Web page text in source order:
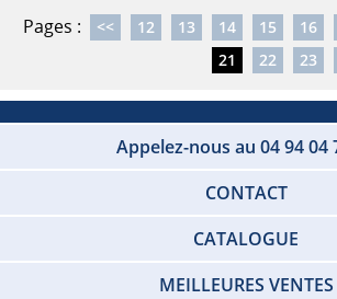
Pages : << 12 13 14 15 16
21
22 23
Appelez-nous au 04 94 04
CONTACT
CATALOGUE
MEILLEURES VENTES